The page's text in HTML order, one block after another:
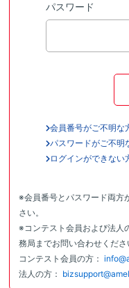
パスワード
会員番号がご不明な
パスワードがご不明
ログインができない
※会員番号とパスワード両方
さい。
※コンテスト会員および法人
務局までお問い合わせくださ
コンテスト会員の方：
法人の方：